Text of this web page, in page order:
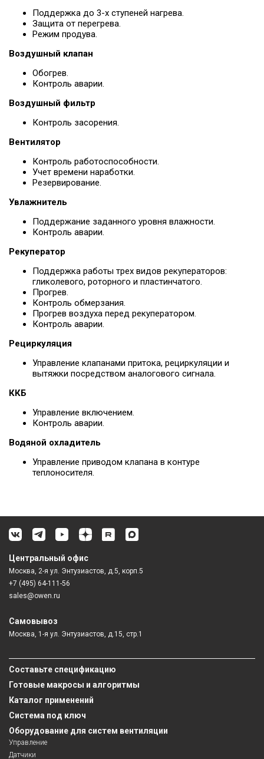
Поддержка до 3-х ступеней нагрева.
Защита от перегрева.
Режим продува.
Воздушный клапан
Обогрев.
Контроль аварии.
Воздушный фильтр
Контроль засорения.
Вентилятор
Контроль работоспособности.
Учет времени наработки.
Резервирование.
Увлажнитель
Поддержание заданного уровня влажности.
Контроль аварии.
Рекуператор
Поддержка работы трех видов рекуператоров:
гликолевого, роторного и пластинчатого.
Прогрев.
Контроль обмерзания.
Прогрев воздуха перед рекуператором.
Контроль аварии.
Рециркуляция
Управление клапанами притока, рециркуляции и
вытяжки посредством аналогового сигнала.
ККБ
Управление включением.
Контроль аварии.
Водяной охладитель
Управление приводом клапана в контуре
теплоносителя.
Центральный офис
Москва, 2-я ул. Энтузиастов, д.5, корп.5
+7 (495) 64-111-56
sales@owen.ru
Самовывоз
Москва, 1-я ул. Энтузиастов, д.15, стр.1
Составьте спецификацию
Готовые макросы и алгоритмы
Каталог применений
Система под ключ
Оборудование для систем вентиляции
Управление
Датчики